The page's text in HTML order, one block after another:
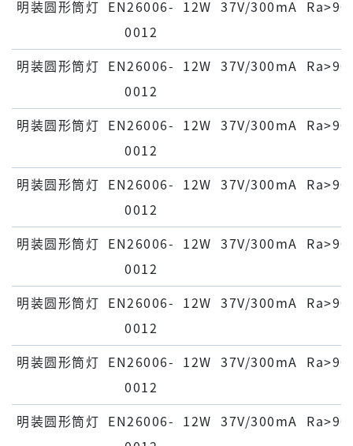
明装圆形筒灯
EN26006-
0012
12W 37V/300mA Ra>90
明装圆形筒灯
EN26006-
0012
12W 37V/300mA Ra>90
明装圆形筒灯
EN26006-
0012
12W 37V/300mA Ra>90
明装圆形筒灯
EN26006-
0012
12W 37V/300mA Ra>90
明装圆形筒灯
EN26006-
0012
12W 37V/300mA Ra>90
明装圆形筒灯
EN26006-
0012
12W 37V/300mA Ra>90
明装圆形筒灯
EN26006-
0012
12W 37V/300mA Ra>90
明装圆形筒灯
EN26006-
12W 37V/300mA Ra>90